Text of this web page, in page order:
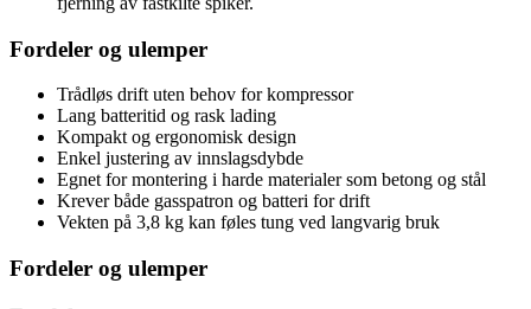
Fordeler og ulemper
Trådløs drift uten behov for kompressor
Lang batteritid og rask lading
Kompakt og ergonomisk design
Enkel justering av innslagsdybde
Egnet for montering i harde materialer som betong og stål
Krever både gasspatron og batteri for drift
Vekten på 3,8 kg kan føles tung ved langvarig bruk
Fordeler og ulemper